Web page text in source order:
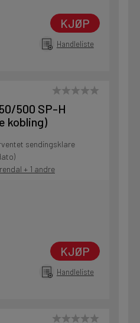
KJØP
Handleliste
500 SP-H
kobling)
sendingsklare
+ 1 andre
KJØP
Handleliste